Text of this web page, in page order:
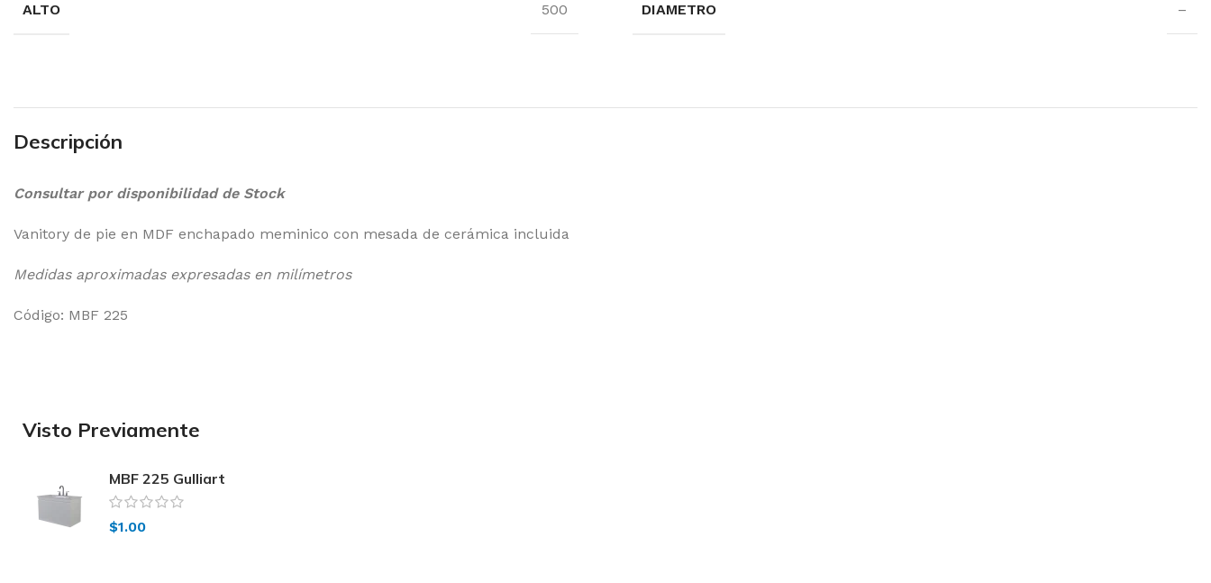
ALTO 500 DIAMETRO –
Descripción
Consultar por disponibilidad de Stock
Vanitory de pie en MDF enchapado meminico con mesada de cerámica incluida
Medidas aproximadas expresadas en milímetros
Código: MBF 225
Visto Previamente
MBF 225 Gulliart
$1.00